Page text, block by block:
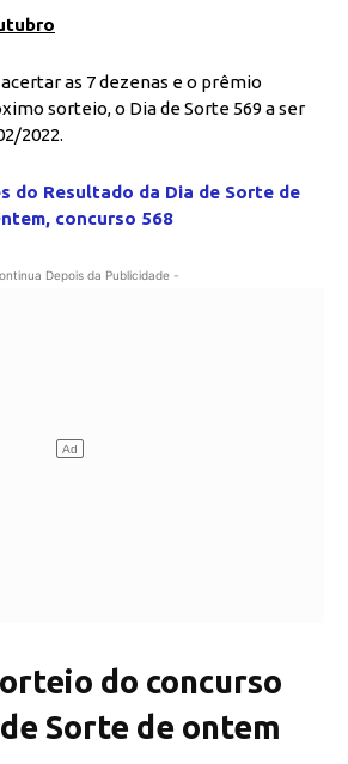
as 7 dezenas e o prêmio
sorteio, o Dia de Sorte 569 a ser
2022.
do Resultado da Dia de Sorte de
concurso 568
Depois da Publicidade -
do concurso
Sorte de ontem